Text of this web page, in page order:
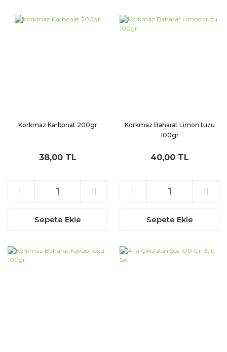
Korkmaz Karbonat 200gr
38,00 TL
Sepete Ekle
Korkmaz Baharat Limon tuzu
100gr
40,00 TL
Sepete Ekle